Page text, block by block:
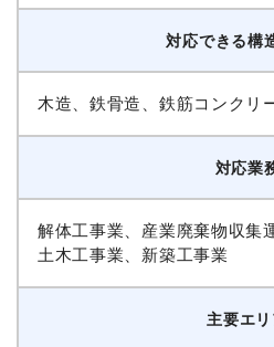
対応できる構
木造、鉄骨造、鉄筋コンクリ
対応業
解体工事業、産業廃棄物収集
土木工事業、新築工事業
主要エ